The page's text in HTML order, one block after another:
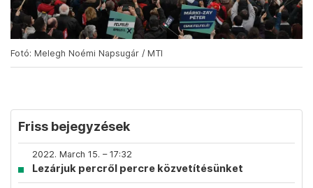
Fotó: Melegh Noémi Napsugár / MTI
Friss bejegyzések
2022. March 15. – 17:32
Lezárjuk percről percre közvetítésünket